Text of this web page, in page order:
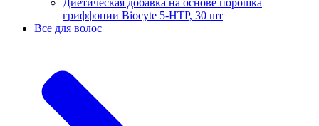
гриффонии Biocyte 5-HTP, 30 шт
Все для волос